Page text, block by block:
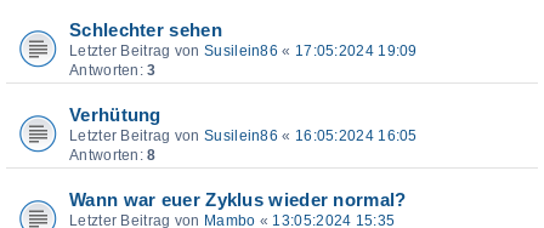
Schlechter sehen
Letzter Beitrag von Susilein86 « 17:05:2024 19:09
Antworten:3
Verhütung
Letzter Beitrag von Susilein86 « 16:05:2024 16:05
Antworten:8
Wann war euer Zyklus wieder normal?
Letzter Beitrag von Mambo « 13:05:2024 15:35